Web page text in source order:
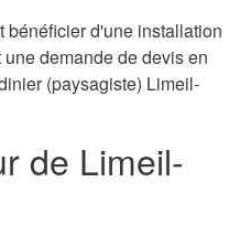
bénéficier d'une installation
demande de devis en
(paysagiste) Limeil-
de Limeil-